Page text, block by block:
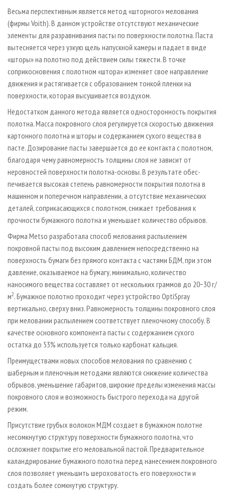
Весьма перспективным является метод «шторного» мелования
(фирмы Voith). В данном устройстве отсутствуют механические
элементы для разравнивания пасты по поверхности полотна. Паста
вытесняется через узкую щель напускной камеры и падает в виде
«шторы» на полотно под действием силы тяжести. В точке
соприкосновения с полотном «штора» изменяет свое направление
движения и растягивается с образованием тонкой пленки на
поверхности, которая высушивается воздухом.
Недостатком данного метода является односторонность покрытия
полотна. Масса покровного слоя регулируется скоростью движения
картонного полотна и шторы и содержанием сухого вещества в
пасте. Дозирование пасты завершается до ее контакта с полотном,
благодаря чему равномерность толщины слоя не зависит от
неровностей поверхности полотна-основы. В результате обес­
печивается высокая степень равномерности покрытия полотна в
машинном и поперечном направлении, а отсутствие механических
деталей, соприкасающихся с полотном, снижает требования к
прочности бумажного полотна и уменьшает количество обрывов.
Фирма Metso разработала способ мелования распылением
покровной пасты под высоким давлением непосредственно на
поверхность бумаги без прямого контакта с частями БДМ, при этом
давление, оказываемое на бумагу, минимально, количество
наносимого вещества составляет от нескольких граммов до 20−30 г/
м2. Бумажное полотно проходит через устройство OptiSpray
вертикально, сверху вниз. Равномерность толщины покровного слоя
при меловании распылением соответствует пленочному способу. В
качестве основного компонента пасты с содержанием сухого
остатка до 53% используется только карбонат кальция.
Преимуществами новых способов мелования по сравнению с
шаберным и пленочным методами являются снижение количества
обрывов, уменьшение габаритов, широкие пределы изменения массы
покровного слоя и возможность быстрого перехода на другой
режим.
Присутствие грубых волокон МДМ создает в бумажном полотне
несомкнутую структуру поверхности бумажного полотна, что
осложняет покрытие его меловальной пастой. Предварительное
каландрирование бумажного полотна перед нанесением покровного
слоя позволяет уменьшить шероховатость его поверхности и
создать более сомкнутую структуру.